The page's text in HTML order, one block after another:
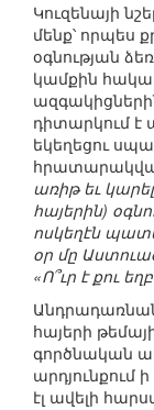
Կուզենայի
մենք՝ որպես
օգնության
կամքին
դիտարկում
եկեղեցու
առիթ եւ
հայերին)
ոսկեղէն
օր մը
«Ո՞ւր է քու
հայերի
գործնական
արդյունքում
էլ ավելի